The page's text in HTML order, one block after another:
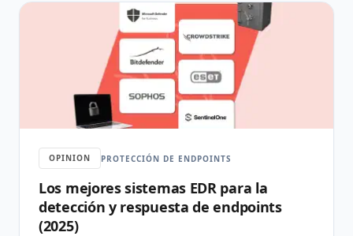
OPINION PROTECCIÓN DE ENDPOINTS
Los mejores sistemas EDR para la
detección y respuesta de endpoints
(2025)